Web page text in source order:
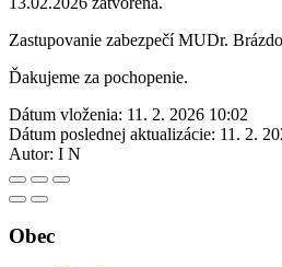
Zastupovanie zabezpečí MUDr.
Ďakujeme za pochopenie.
Dátum vloženia: 11. 2. 2026 10:02
Dátum poslednej aktualizácie: 11. 2.
Autor: I N
Obec